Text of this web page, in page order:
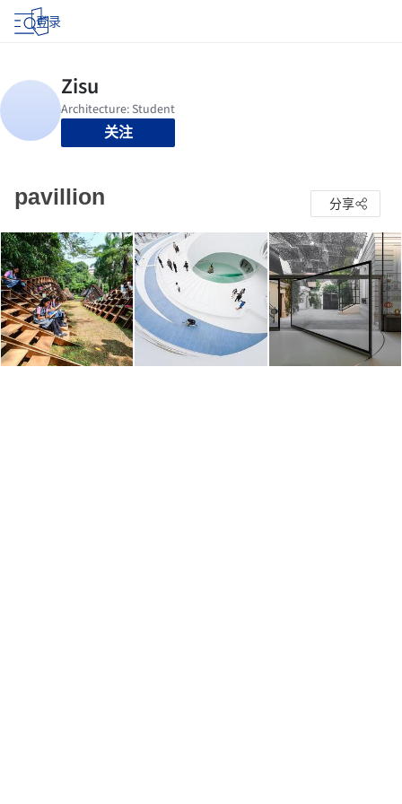
登录
关注
pavillion 分享